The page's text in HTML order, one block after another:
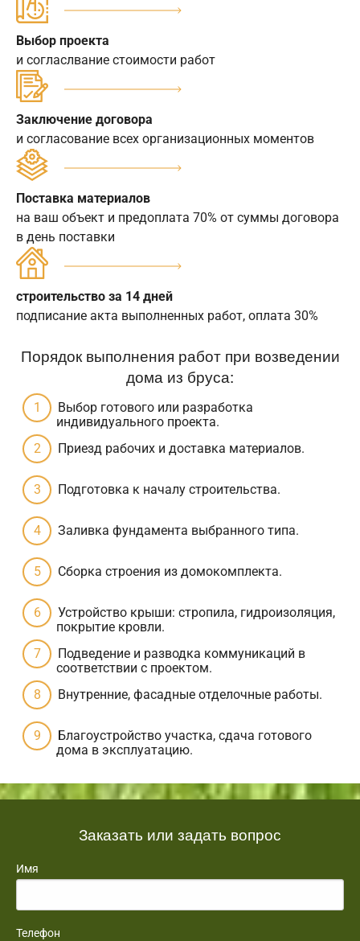
Выбор проекта
и согласлвание стоимости работ
Заключение договора
и согласование всех организационных моментов
Поставка материалов
на ваш объект и предоплата 70% от суммы договора
в день поставки
строительство за 14 дней
подписание акта выполненных работ, оплата 30%
Порядок выполнения работ при возведении
дома из бруса:
Выбор готового или разработка
индивидуального проекта.
Приезд рабочих и доставка материалов.
Подготовка к началу строительства.
Заливка фундамента выбранного типа.
Сборка строения из домокомплекта.
Устройство крыши: стропила, гидроизоляция,
покрытие кровли.
Подведение и разводка коммуникаций в
соответствии с проектом.
Внутренние, фасадные отделочные работы.
Благоустройство участка, сдача готового
дома в эксплуатацию.
Заказать или задать вопрос
Имя
Телефон